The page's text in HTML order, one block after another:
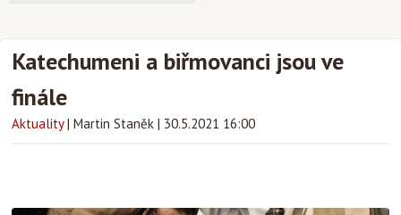
Katechumeni a biřmovanci jsou ve
finále
Aktuality | Martin Staněk | 30.5.2021 16:00